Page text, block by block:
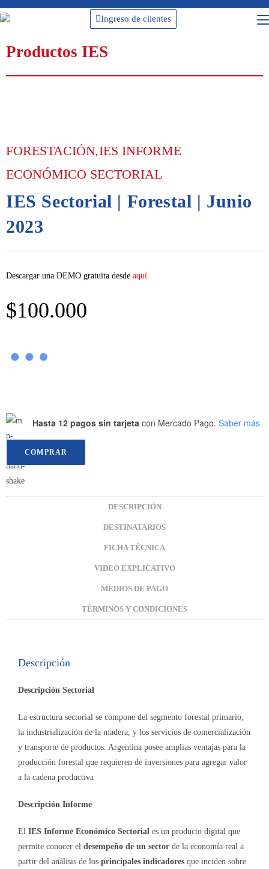
Ingreso de clientes
Productos IES
FORESTACIÓN, IES INFORME
ECONÓMICO SECTORIAL
IES Sectorial | Forestal | Junio
2023
Descargar una DEMO gratuita desde aquí
$100.000
Hasta 12 pagos sin tarjeta con Mercado Pago. Saber más
COMPRAR
DESCRIPCIÓN
DESTINATARIOS
FICHA TÉCNICA
VIDEO EXPLICATIVO
MEDIOS DE PAGO
TÉRMINOS Y CONDICIONES
Descripción
Descripción Sectorial
La estructura sectorial se compone del segmento forestal primario,
la industrialización de la madera, y los servicios de comercialización
y transporte de productos. Argentina posee amplias ventajas para la
producción forestal que requieren de inversiones para agregar valor
a la cadena productiva
Descripción Informe
El IES Informe Económico Sectorial es un producto digital que
permite conocer el desempeño de un sector de la economía real a
partir del análisis de los principales indicadores que inciden sobre